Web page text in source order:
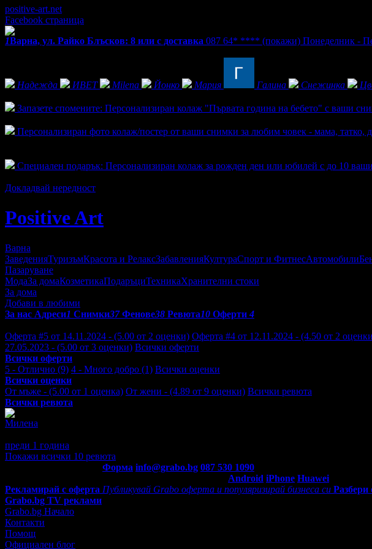
positive-art.net
Facebook страница
1Варна, ул. Райко Блъсков: 8 или с доставка 087 64* **** (покажи) Понеделник -
Надежда ИВЕТ Milena Йонко Мария Галина Снежинка
Запазете спомените: Персонализиран колаж "Първата година на бебето" с ваши
Персонализиран фото колаж/постер от ваши снимки за любим човек - мама, татко,
Специален подарък: Персонализиран колаж за рожден ден или юбилей с до 10
Докладвай нередност
Positive Art
Варна
ЗаведенияТуризъмКрасота и РелаксЗабавленияКултураСпорт и ФитнесАвтомобили
Пазаруване
МодаЗа домаКозметикаПодаръциТехникаХранителни стоки
За дома
Добави в любими
За нас Адреси1 Снимки37 Фенове38 Ревюта10 Оферти 4
Оферта #5 от 14.11.2024 - (5.00 от 2 оценки) Оферта #4 от 12.11.2024 - (4.50 от 2
27.05.2023 - (5.00 от 3 оценки) Всички оферти
Всички оферти
5 - Отлично (9) 4 - Много добро (1) Всички оценки
Всички оценки
От мъже - (5.00 от 1 оценка) От жени - (4.89 от 9 оценки) Всички ревюта
Всички ревюта
Милена
преди 1 година
Покажи всички 10 ревюта
Форма info@grabo.bg 087 530 1090
Android iPhone Huawei
Рекламирай с оферта Публикувай Grabo оферта и популяризирай бизнеса си
Grabo.bg TV реклами
Grabo.bg Начало
Контакти
Помощ
Официален блог